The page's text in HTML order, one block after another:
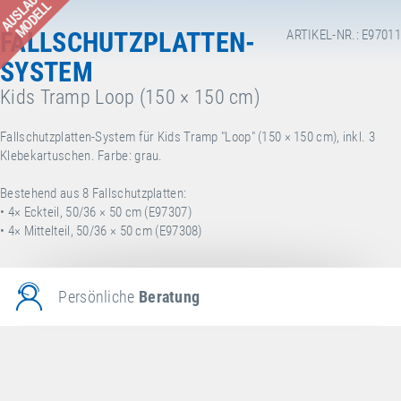
MODELL ARTIKEL-NR.: E97011
FALLSCHUTZPLATTEN-
SYSTEM
Kids Tramp Loop (150 × 150 cm)
Fallschutzplatten-System für Kids Tramp "Loop" (150 × 150 cm), inkl. 3
Klebekartuschen. Farbe: grau.
Bestehend aus 8 Fallschutzplatten:
• 4× Eckteil, 50/36 × 50 cm (E97307)
• 4× Mittelteil, 50/36 × 50 cm (E97308)
Persönliche Beratung